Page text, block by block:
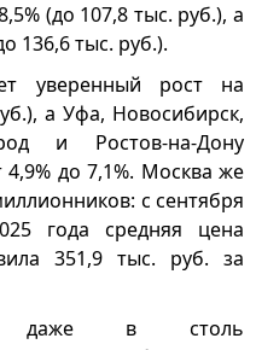
(до 107,8 тыс. руб.), а
136,6 тыс. руб.).
уверенный рост на
а Уфа, Новосибирск,
и Ростов-на-Дону
до 7,1%. Москва же
с сентября
года средняя цена
351,9 тыс. руб. за
даже в столь